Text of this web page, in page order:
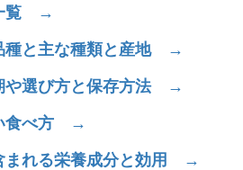
覧 →
種と主な種類と産地 →
や選び方と保存方法 →
食べ方 →
まれる栄養成分と効用 →